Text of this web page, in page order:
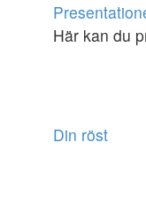
Här kan du
Din röst